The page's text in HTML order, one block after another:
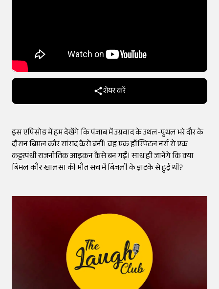
शेयर करें
इस एपिसोड में हम देखेंगे कि पंजाब में उग्रवाद के उथल-पुथल भरे दौर के
दौरान बिमल कौर सांसद कैसे बनीं। वह एक हॉस्पिटल नर्स से एक
कट्टरपंथी राजनीतिक आइकन कैसे बन गईं। साथ ही जानेंगे कि क्या
बिमल कौर खालसा की मौत सच में बिजली के झटके से हुई थी?